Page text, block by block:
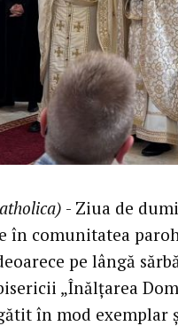
- Ziua de
în comunitatea
pe lângă
„Înălțarea
în mod exemplar